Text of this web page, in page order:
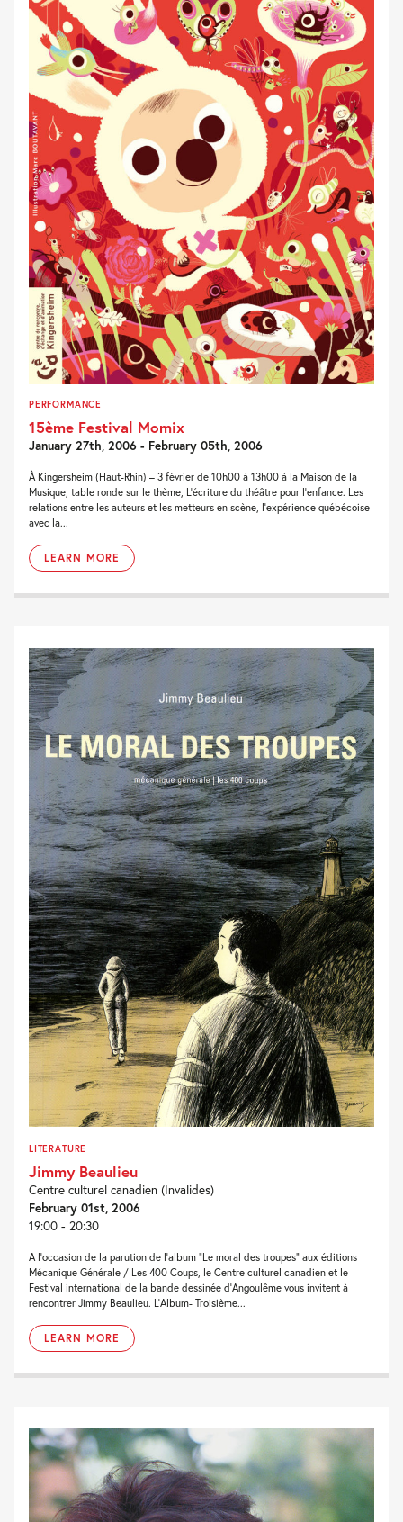
PERFORMANCE
15ème Festival Momix
January 27th, 2006 - February 05th, 2006
À Kingersheim (Haut-Rhin) – 3 février de 10h00 à 13h00 à la Maison de la
Musique, table ronde sur le thème, L’écriture du théâtre pour l’enfance. Les
relations entre les auteurs et les metteurs en scène, l’expérience québécoise
avec la...
LEARN MORE
LITERATURE
Jimmy Beaulieu
Centre culturel canadien (Invalides)
February 01st, 2006
19:00 - 20:30
A l’occasion de la parution de l’album “Le moral des troupes” aux éditions
Mécanique Générale / Les 400 Coups, le Centre culturel canadien et le
Festival international de la bande dessinée d’Angoulême vous invitent à
rencontrer Jimmy Beaulieu. L’Album- Troisième...
LEARN MORE